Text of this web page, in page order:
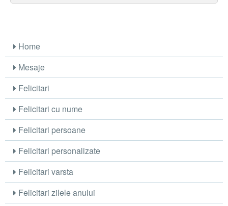
Home
Mesaje
Felicitari
Felicitari cu nume
Felicitari persoane
Felicitari personalizate
Felicitari varsta
Felicitari zilele anului